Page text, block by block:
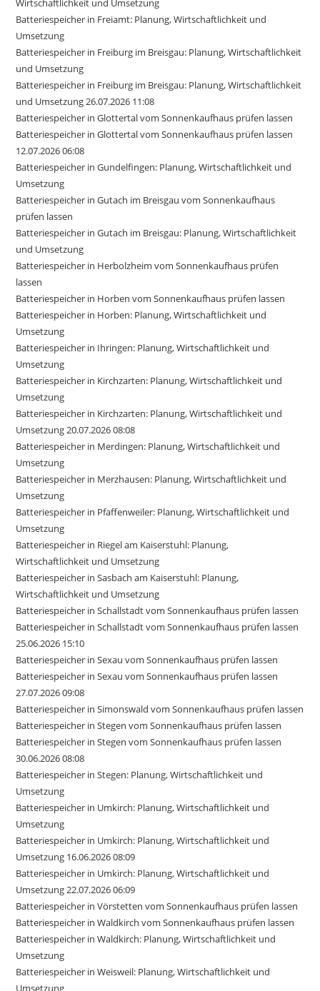
Wirtschaftlichkeit und Umsetzung
Batteriespeicher in Freiamt: Planung, Wirtschaftlichkeit und
Umsetzung
Batteriespeicher in Freiburg im Breisgau: Planung, Wirtschaftlichkeit
und Umsetzung
Batteriespeicher in Freiburg im Breisgau: Planung, Wirtschaftlichkeit
und Umsetzung 26.07.2026 11:08
Batteriespeicher in Glottertal vom Sonnenkaufhaus prüfen lassen
Batteriespeicher in Glottertal vom Sonnenkaufhaus prüfen lassen
12.07.2026 06:08
Batteriespeicher in Gundelfingen: Planung, Wirtschaftlichkeit und
Umsetzung
Batteriespeicher in Gutach im Breisgau vom Sonnenkaufhaus
prüfen lassen
Batteriespeicher in Gutach im Breisgau: Planung, Wirtschaftlichkeit
und Umsetzung
Batteriespeicher in Herbolzheim vom Sonnenkaufhaus prüfen
lassen
Batteriespeicher in Horben vom Sonnenkaufhaus prüfen lassen
Batteriespeicher in Horben: Planung, Wirtschaftlichkeit und
Umsetzung
Batteriespeicher in Ihringen: Planung, Wirtschaftlichkeit und
Umsetzung
Batteriespeicher in Kirchzarten: Planung, Wirtschaftlichkeit und
Umsetzung
Batteriespeicher in Kirchzarten: Planung, Wirtschaftlichkeit und
Umsetzung 20.07.2026 08:08
Batteriespeicher in Merdingen: Planung, Wirtschaftlichkeit und
Umsetzung
Batteriespeicher in Merzhausen: Planung, Wirtschaftlichkeit und
Umsetzung
Batteriespeicher in Pfaffenweiler: Planung, Wirtschaftlichkeit und
Umsetzung
Batteriespeicher in Riegel am Kaiserstuhl: Planung,
Wirtschaftlichkeit und Umsetzung
Batteriespeicher in Sasbach am Kaiserstuhl: Planung,
Wirtschaftlichkeit und Umsetzung
Batteriespeicher in Schallstadt vom Sonnenkaufhaus prüfen lassen
Batteriespeicher in Schallstadt vom Sonnenkaufhaus prüfen lassen
25.06.2026 15:10
Batteriespeicher in Sexau vom Sonnenkaufhaus prüfen lassen
Batteriespeicher in Sexau vom Sonnenkaufhaus prüfen lassen
27.07.2026 09:08
Batteriespeicher in Simonswald vom Sonnenkaufhaus prüfen lassen
Batteriespeicher in Stegen vom Sonnenkaufhaus prüfen lassen
Batteriespeicher in Stegen vom Sonnenkaufhaus prüfen lassen
30.06.2026 08:08
Batteriespeicher in Stegen: Planung, Wirtschaftlichkeit und
Umsetzung
Batteriespeicher in Umkirch: Planung, Wirtschaftlichkeit und
Umsetzung
Batteriespeicher in Umkirch: Planung, Wirtschaftlichkeit und
Umsetzung 16.06.2026 08:09
Batteriespeicher in Umkirch: Planung, Wirtschaftlichkeit und
Umsetzung 22.07.2026 06:09
Batteriespeicher in Vörstetten vom Sonnenkaufhaus prüfen lassen
Batteriespeicher in Waldkirch vom Sonnenkaufhaus prüfen lassen
Batteriespeicher in Waldkirch: Planung, Wirtschaftlichkeit und
Umsetzung
Batteriespeicher in Weisweil: Planung, Wirtschaftlichkeit und